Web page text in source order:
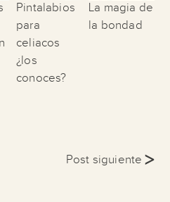
Pintalabios
para
celiacos
¿los
conoces?
La magia de
la bondad
Post siguiente>